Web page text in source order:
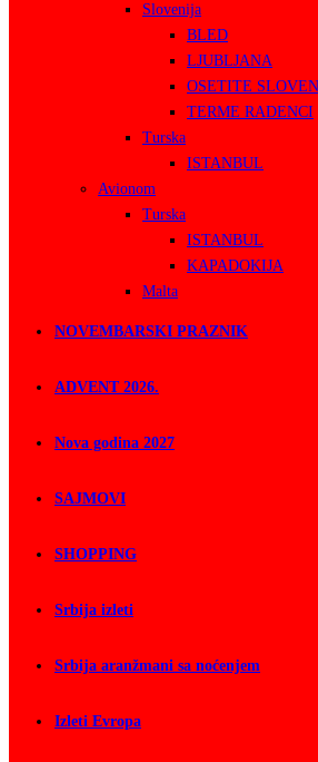
Slovenija
BLED
LJUBLJANA
OSETITE
TERME RADENCI
Turska
ISTANBUL
Avionom
Turska
ISTANBUL
KAPADOKIJA
Malta
NOVEMBARSKI PRAZNIK
ADVENT 2026.
Nova godina 2027
SAJMOVI
SHOPPING
Srbija izleti
Srbija aranžmani sa noćenjem
Izleti Evropa